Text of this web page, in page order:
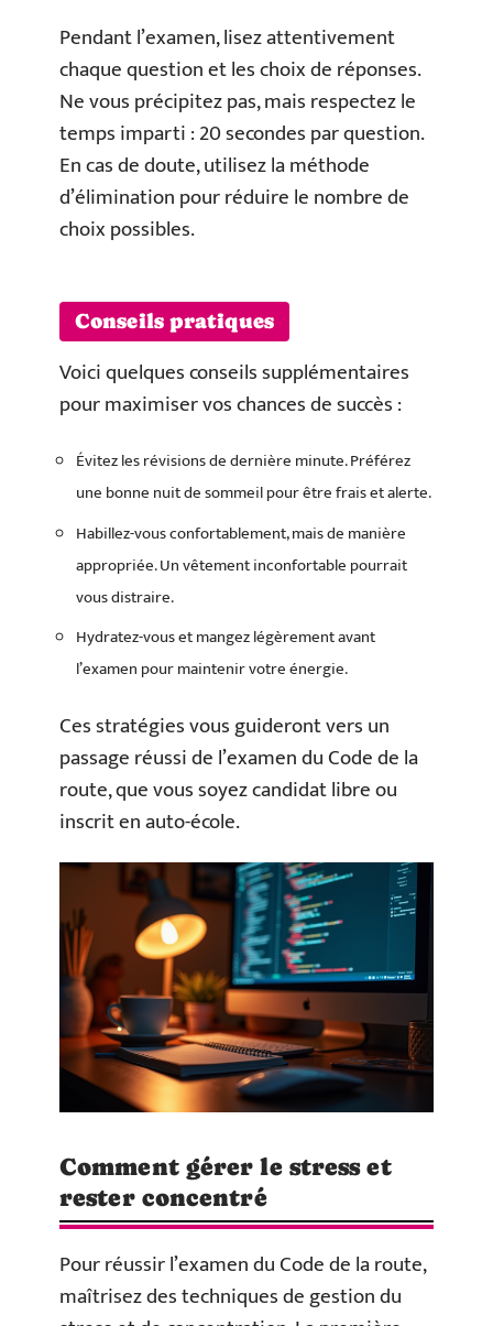
Pendant l’examen, lisez attentivement
chaque question et les choix de réponses.
Ne vous précipitez pas, mais respectez le
temps imparti : 20 secondes par question.
En cas de doute, utilisez la méthode
d’élimination pour réduire le nombre de
choix possibles.
Conseils pratiques
Voici quelques conseils supplémentaires
pour maximiser vos chances de succès :
Évitez les révisions de dernière minute. Préférez
une bonne nuit de sommeil pour être frais et alerte.
Habillez-vous confortablement, mais de manière
appropriée. Un vêtement inconfortable pourrait
vous distraire.
Hydratez-vous et mangez légèrement avant
l’examen pour maintenir votre énergie.
Ces stratégies vous guideront vers un
passage réussi de l’examen du Code de la
route, que vous soyez candidat libre ou
inscrit en auto-école.
Comment gérer le stress et
rester concentré
Pour réussir l’examen du Code de la route,
maîtrisez des techniques de gestion du